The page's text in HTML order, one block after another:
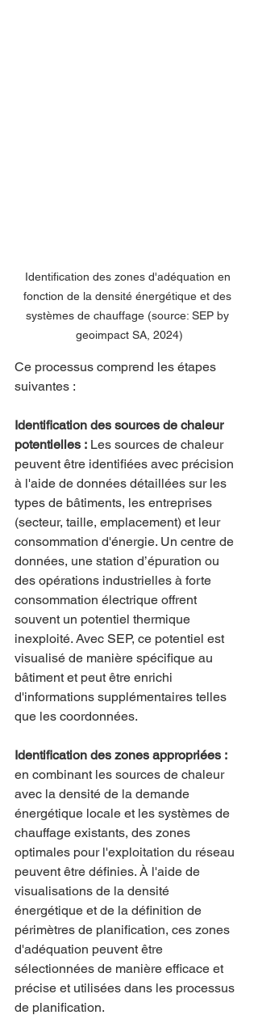
Identification des zones d'adéquation en
fonction de la densité énergétique et des
systèmes de chauffage (source: SEP by
geoimpact SA, 2024)
Ce processus comprend les étapes
suivantes :
Identification des sources de chaleur
potentielles : Les sources de chaleur
peuvent être identifiées avec précision
à l'aide de données détaillées sur les
types de bâtiments, les entreprises
(secteur, taille, emplacement) et leur
consommation d'énergie. Un centre de
données, une station d’épuration ou
des opérations industrielles à forte
consommation électrique offrent
souvent un potentiel thermique
inexploité. Avec SEP, ce potentiel est
visualisé de manière spécifique au
bâtiment et peut être enrichi
d'informations supplémentaires telles
que les coordonnées.
Identification des zones appropriées :
en combinant les sources de chaleur
avec la densité de la demande
énergétique locale et les systèmes de
chauffage existants, des zones
optimales pour l'exploitation du réseau
peuvent être définies. À l'aide de
visualisations de la densité
énergétique et de la définition de
périmètres de planification, ces zones
d'adéquation peuvent être
sélectionnées de manière efficace et
précise et utilisées dans les processus
de planification.